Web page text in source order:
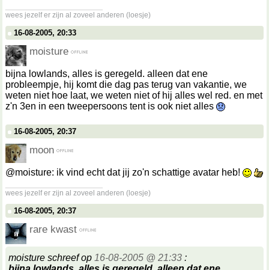
wees jezelf er zijn al zoveel anderen (loesje)
16-08-2005, 20:33
moisture
bijna lowlands, alles is geregeld. alleen dat ene
probleempje, hij komt die dag pas terug van vakantie, we
weten niet hoe laat, we weten niet of hij alles wel red. en met
z'n 3en in een tweepersoons tent is ook niet alles
16-08-2005, 20:37
moon
@moisture: ik vind echt dat jij zo'n schattige avatar heb!
wees jezelf er zijn al zoveel anderen (loesje)
16-08-2005, 20:37
rare kwast
moisture schreef op 16-08-2005 @ 21:33 :